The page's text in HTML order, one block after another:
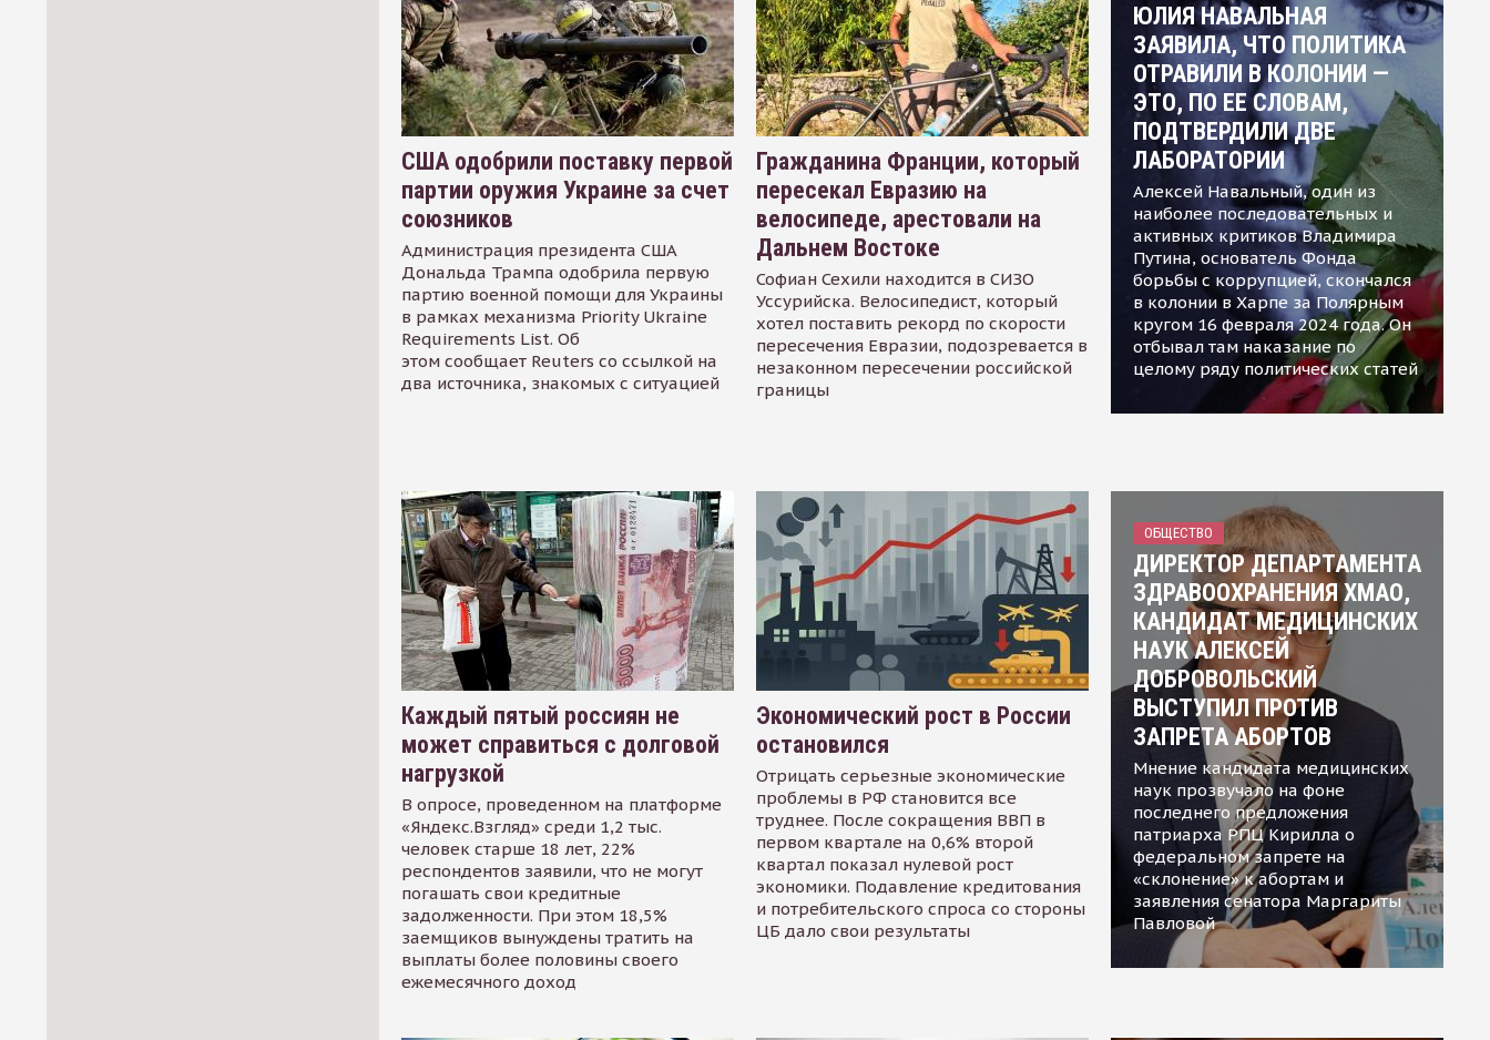
США одобрили поставку первой
партии оружия Украине за счет
союзников
Администрация президента США
Дональда Трампа одобрила первую
партию военной помощи для Украины
в рамках механизма Priority Ukraine
Requirements List. Об
этом сообщает Reuters со ссылкой на
два источника, знакомых с ситуацией
Гражданина Франции, который
пересекал Евразию на
велосипеде, арестовали на
Дальнем Востоке
Софиан Сехили находится в СИЗО
Уссурийска. Велосипедист, который
хотел поставить рекорд по скорости
пересечения Евразии, подозревается в
незаконном пересечении российской
границы
ЮЛИЯ НАВАЛЬНАЯ
ЗАЯВИЛА, ЧТО ПОЛИТИКА
ОТРАВИЛИ В КОЛОНИИ —
ЭТО, ПО ЕЕ СЛОВАМ,
ПОДТВЕРДИЛИ ДВЕ
ЛАБОРАТОРИИ
Алексей Навальный, один из
наиболее последовательных и
активных критиков Владимира
Путина, основатель Фонда
борьбы с коррупцией, скончался
в колонии в Харпе за Полярным
кругом 16 февраля 2024 года. Он
отбывал там наказание по
целому ряду политических статей
Каждый пятый россиян не
может справиться с долговой
нагрузкой
В опросе, проведенном на платформе
«Яндекс.Взгляд» среди 1,2 тыс.
человек старше 18 лет, 22%
респондентов заявили, что не могут
погашать свои кредитные
задолженности. При этом 18,5%
заемщиков вынуждены тратить на
выплаты более половины своего
ежемесячного доход
Экономический рост в России
остановился
Отрицать серьезные экономические
проблемы в РФ становится все
труднее. После сокращения ВВП в
первом квартале на 0,6% второй
квартал показал нулевой рост
экономики. Подавление кредитования
и потребительского спроса со стороны
ЦБ дало свои результаты
ОБЩЕСТВО
ДИРЕКТОР ДЕПАРТАМЕНТА
ЗДРАВООХРАНЕНИЯ ХМАО,
КАНДИДАТ МЕДИЦИНСКИХ
НАУК АЛЕКСЕЙ
ДОБРОВОЛЬСКИЙ
ВЫСТУПИЛ ПРОТИВ
ЗАПРЕТА АБОРТОВ
Мнение кандидата медицинских
наук прозвучало на фоне
последнего предложения
патриарха РПЦ Кирилла о
федеральном запрете на
«склонение» к абортам и
заявления сенатора Маргариты
Павловой